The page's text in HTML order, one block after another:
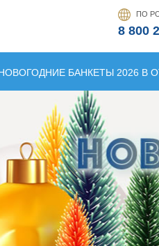
ПО
8 800
БАНКЕТЫ 2026 В